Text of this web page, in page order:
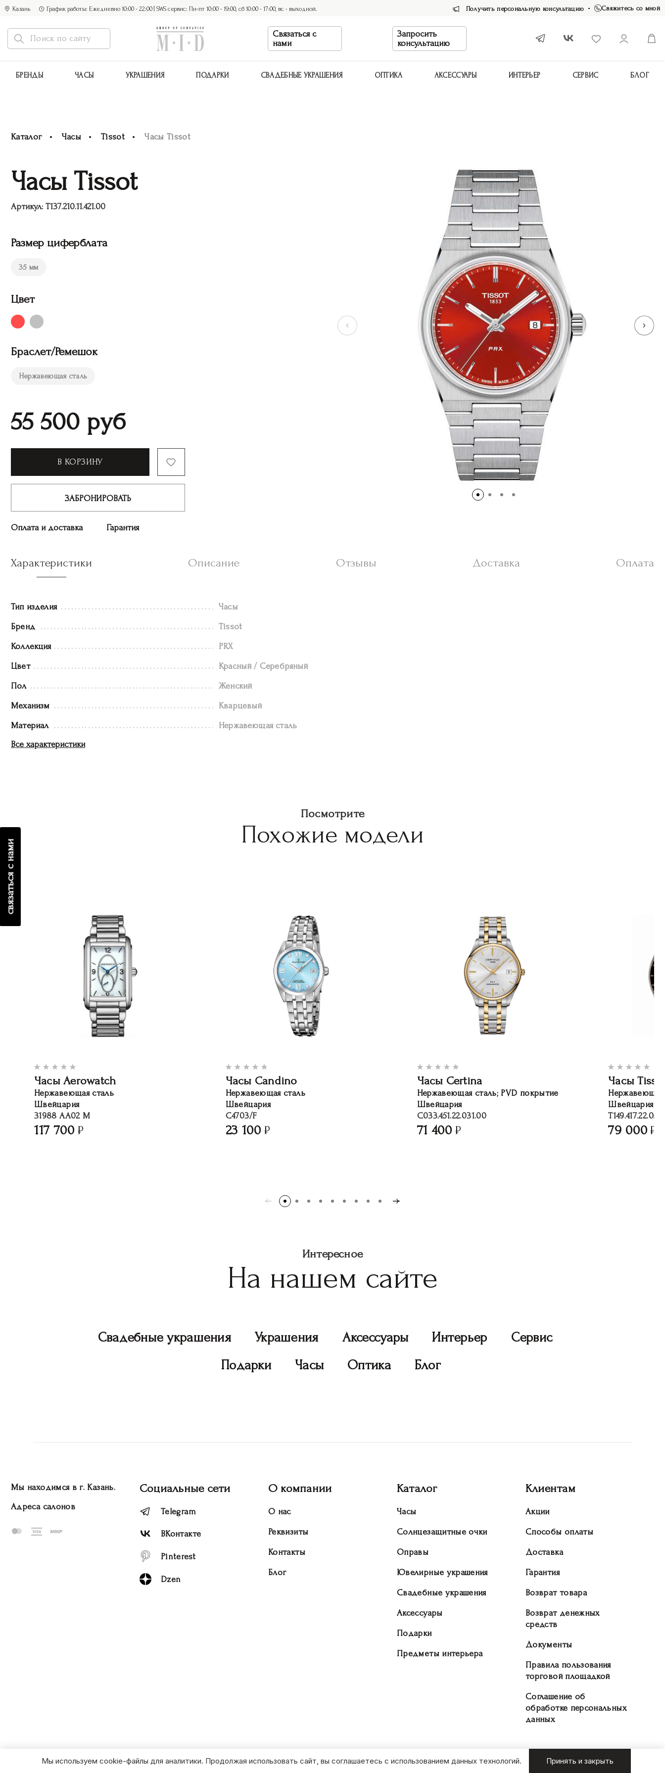
Казань График работы: Ежедневно 10:00 - 22:00 | SWS сервис: Пн-пт 10:00 - 19:00, сб 10:00 - 17:00, вс - выходной. Получить персональную консультацию Свяжитесь со мной
Связаться с
нами
Запросить
консультацию
БРЕНДЫ ЧАСЫ УКРАШЕНИЯ ПОДАРКИ СВАДЕБНЫЕ УКРАШЕНИЯ ОПТИКА АКСЕССУАРЫ ИНТЕРЬЕР СЕРВИС БЛОГ
связаться с нами
Каталог Часы Tissot Часы Tissot
Часы Tissot
Артикул: T137.210.11.421.00
Размер циферблата
35 мм
Цвет
Браслет/Ремешок
Нержавеющая сталь
55 500 руб
В КОРЗИНУ
ЗАБРОНИРОВАТЬ
Оплата и доставка Гарантия
Характеристики Описание Отзывы Доставка Оплата
Тип изделия Часы
Бренд Tissot
Коллекция PRX
Цвет Красный / Серебряный
Пол Женский
Механизм Кварцевый
Материал
Нержавеющая сталь
Все характеристики
Посмотрите
Похожие модели
Часы Aerowatch
Нержавеющая сталь
Швейцария
31988 AA02 M
117 700
Часы Candino
Нержавеющая сталь
Швейцария
C4703/F
23 100
Часы Certina
Нержавеющая сталь; PVD покрытие
Швейцария
C033.451.22.031.00
71 400
Часы
Нержавеющая
Швейцария
79 000
Интересное
На нашем сайте
Свадебные украшения Украшения Аксессуары Интерьер
Сервис
Подарки
Часы Оптика Блог
Мы находимся в г. Казань.
Адреса салонов
Социальные сети
Telegram
ВКонтакте
Pinterest
Dzen
О компании
О нас
Реквизиты
Контакты
Блог
Каталог
Часы
Солнцезащитные очки
Оправы
Ювелирные украшения
Свадебные украшения
Аксессуары
Подарки
Предметы интерьера
Клиентам
Акции
Способы оплаты
Доставка
Гарантия
Возврат товара
Возврат денежных
средств
Документы
Правила пользования
торговой площадкой
Соглашение об
обработке персональных
данных
Мы используем cookie-файлы для аналитики. Продолжая использовать сайт, вы соглашаетесь с использованием данных технологий. Принять и закрыть